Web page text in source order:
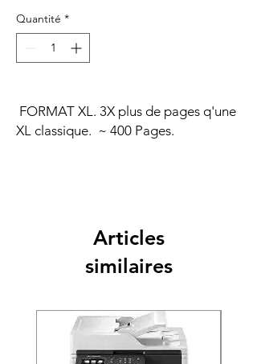
Quantité *
FORMAT XL. 3X plus de pages q'une
XL classique. ~ 400 Pages.
Articles
similaires